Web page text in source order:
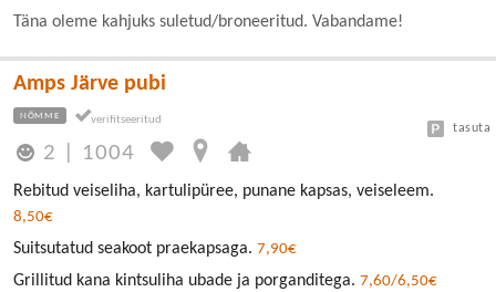
Täna oleme kahjuks suletud/broneeritud. Vabandame!
Amps Järve pubi
NÕMME
2 1004
tasuta
Rebitud veiseliha, kartulipüree, punane kapsas, veiseleem.
8,50€
Suitsutatud seakoot praekapsaga. 7,90€
Grillitud kana kintsuliha ubade ja porganditega. 7,60/6,50€